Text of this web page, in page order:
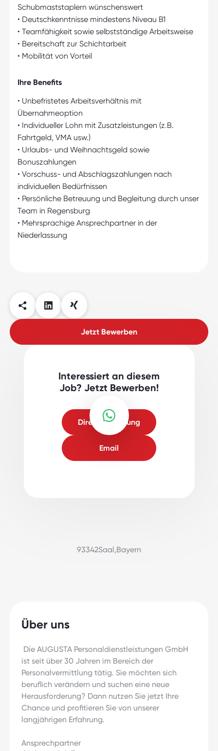
Schubmaststaplern wünschenswert
• Deutschkenntnisse mindestens Niveau B1
• Teamfähigkeit sowie selbstständige Arbeitsweise
• Bereitschaft zur Schichtarbeit
• Mobilität von Vorteil
Ihre Benefits
• Unbefristetes Arbeitsverhältnis mit
Übernahmeoption
• Individueller Lohn mit Zusatzleistungen (z.B.
Fahrtgeld, VMA usw.)
• Urlaubs- und Weihnachtsgeld sowie
Bonuszahlungen
• Vorschuss- und Abschlagszahlungen nach
individuellen Bedürfnissen
• Persönliche Betreuung und Begleitung durch unser
Team in Regensburg
• Mehrsprachige Ansprechpartner in der
Niederlassung
Jetzt Bewerben
Interessiert an diesem
Job? Jetzt Bewerben!
Direktbewerbung
Email
93342Saal,Bayern
Über uns
Die AUGUSTA Personaldienstleistungen GmbH
ist seit über 30 Jahren im Bereich der
Personalvermittlung tätig. Sie möchten sich
beruflich verändern und suchen eine neue
Herausforderung? Dann nutzen Sie jetzt Ihre
Chance und profitieren Sie von unserer
langjährigen Erfahrung.
Ansprechpartner